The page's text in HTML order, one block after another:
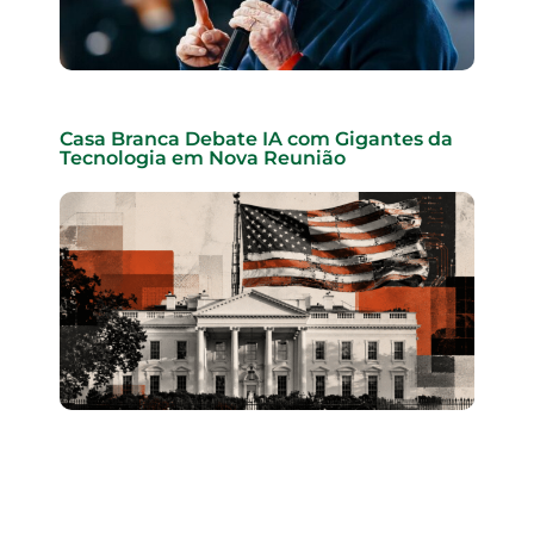
Casa Branca Debate IA com Gigantes da
Tecnologia em Nova Reunião